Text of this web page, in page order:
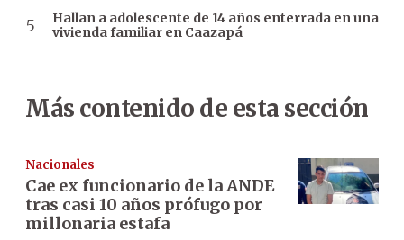
Hallan a adolescente de 14 años enterrada en una
vivienda familiar en Caazapá
Más contenido de esta sección
Nacionales
Cae ex funcionario de la ANDE
tras casi 10 años prófugo por
millonaria estafa